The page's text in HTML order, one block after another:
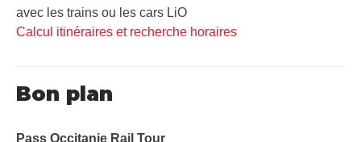
avec les trains ou les cars LiO
Calcul itinéraires et recherche horaires
Bon plan
Pass Occitanie Rail Tour​